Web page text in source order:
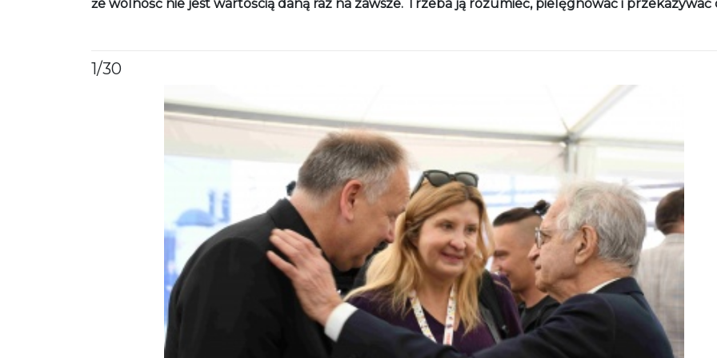
że wolność nie jest wartością daną raz na zawsze. Trzeba ją rozumieć, pielęgnować i przekazywać
1/30